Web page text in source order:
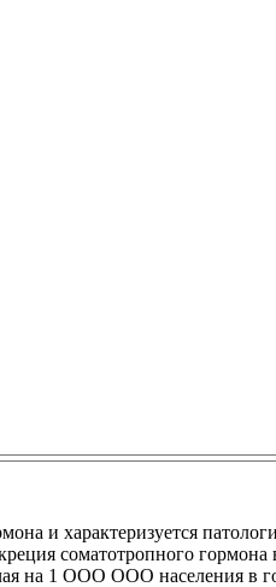
и характеризуется
соматотропного
на 1 ООО ООО населения в